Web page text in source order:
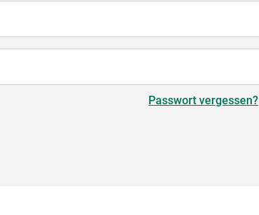
Passwort vergessen?